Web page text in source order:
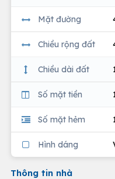
Mặt đường
Chiều rộng đất
Chiều dài đất
Số mặt tiền
Số mặt hẻm
Hình dáng
Thông tin nhà